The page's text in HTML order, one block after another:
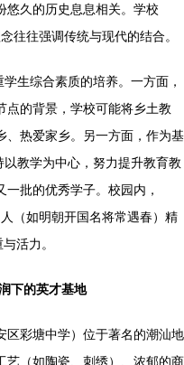
悠久的历史息息相关。学校
往往强调传统与现代的结合。
生综合素质的培养。一方面，
点的背景，学校可能将乡土教
、热爱家乡。另一方面，作为基
教学为中心，努力提升教育教
批的优秀学子。校园内，
（如明朝开国名将常遇春）精
活力。
下的英才基地
区彩塘中学）位于著名的潮汕地
艺（如陶瓷、刺绣）、浓郁的商